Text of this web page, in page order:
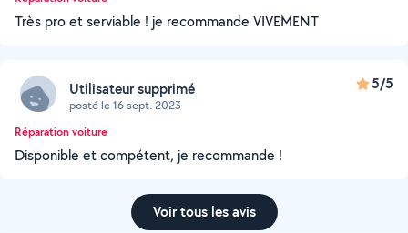
Très pro et serviable ! je recommande VIVEMENT
Utilisateur supprimé
posté le 16 sept. 2023
5/5
Réparation voiture
Disponible et compétent, je recommande !
Voir tous les avis